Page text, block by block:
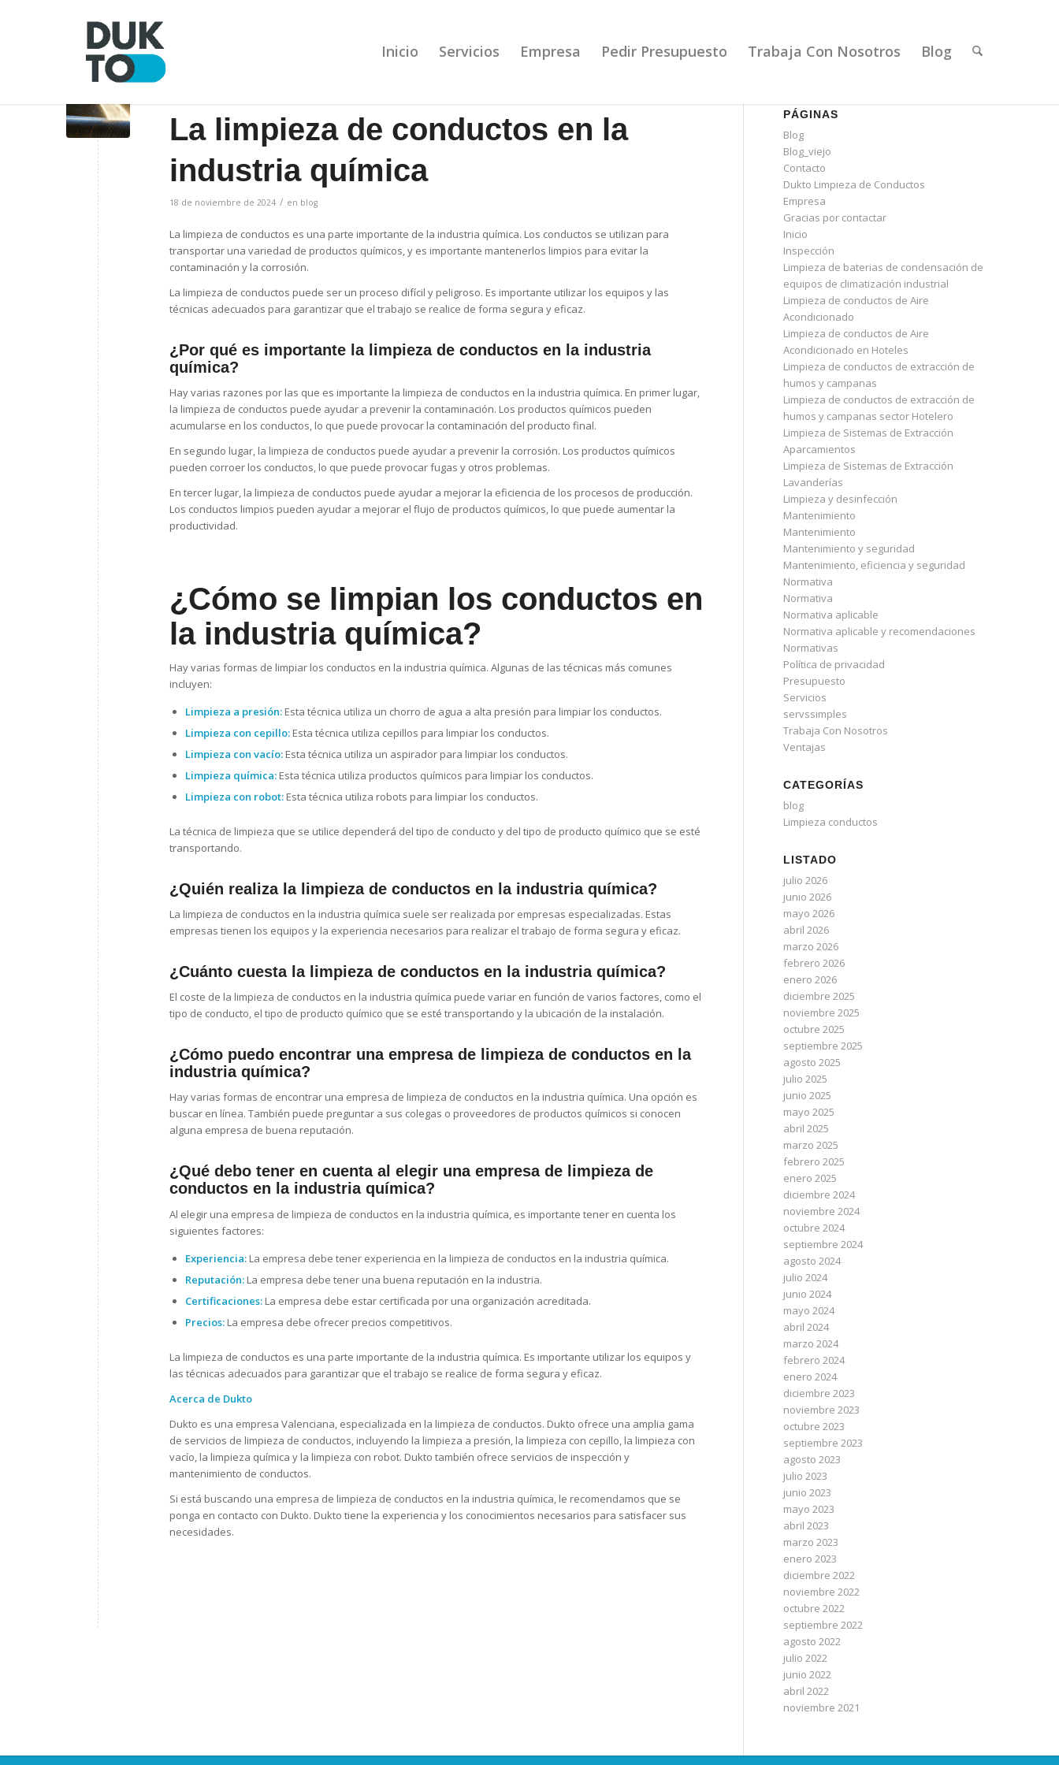
Inicio Servicios Empresa Pedir Presupuesto Trabaja Con Nosotros Blog
La limpieza de conductos en la
industria química
18 de noviembre de 2024 / en blog
La limpieza de conductos es una parte importante de la industria química. Los conductos se utilizan para
transportar una variedad de productos químicos, y es importante mantenerlos limpios para evitar la
contaminación y la corrosión.
La limpieza de conductos puede ser un proceso difícil y peligroso. Es importante utilizar los equipos y las
técnicas adecuados para garantizar que el trabajo se realice de forma segura y eficaz.
¿Por qué es importante la limpieza de conductos en la industria
química?
Hay varias razones por las que es importante la limpieza de conductos en la industria química. En primer lugar,
la limpieza de conductos puede ayudar a prevenir la contaminación. Los productos químicos pueden
acumularse en los conductos, lo que puede provocar la contaminación del producto final.
En segundo lugar, la limpieza de conductos puede ayudar a prevenir la corrosión. Los productos químicos
pueden corroer los conductos, lo que puede provocar fugas y otros problemas.
En tercer lugar, la limpieza de conductos puede ayudar a mejorar la eficiencia de los procesos de producción.
Los conductos limpios pueden ayudar a mejorar el flujo de productos químicos, lo que puede aumentar la
productividad.
¿Cómo se limpian los conductos en
la industria química?
Hay varias formas de limpiar los conductos en la industria química. Algunas de las técnicas más comunes
incluyen:
Limpieza a presión:Esta técnica utiliza un chorro de agua a alta presión para limpiar los conductos.
Limpieza con cepillo:Esta técnica utiliza cepillos para limpiar los conductos.
Limpieza con vacío:Esta técnica utiliza un aspirador para limpiar los conductos.
Limpieza química:Esta técnica utiliza productos químicos para limpiar los conductos.
Limpieza con robot:Esta técnica utiliza robots para limpiar los conductos.
La técnica de limpieza que se utilice dependerá del tipo de conducto y del tipo de producto químico que se esté
transportando.
¿Quién realiza la limpieza de conductos en la industria química?
La limpieza de conductos en la industria química suele ser realizada por empresas especializadas. Estas
empresas tienen los equipos y la experiencia necesarios para realizar el trabajo de forma segura y eficaz.
¿Cuánto cuesta la limpieza de conductos en la industria química?
El coste de la limpieza de conductos en la industria química puede variar en función de varios factores, como el
tipo de conducto, el tipo de producto químico que se esté transportando y la ubicación de la instalación.
¿Cómo puedo encontrar una empresa de limpieza de conductos en la
industria química?
Hay varias formas de encontrar una empresa de limpieza de conductos en la industria química. Una opción es
buscar en línea. También puede preguntar a sus colegas o proveedores de productos químicos si conocen
alguna empresa de buena reputación.
¿Qué debo tener en cuenta al elegir una empresa de limpieza de
conductos en la industria química?
Al elegir una empresa de limpieza de conductos en la industria química, es importante tener en cuenta los
siguientes factores:
Experiencia:La empresa debe tener experiencia en la limpieza de conductos en la industria química.
Reputación:La empresa debe tener una buena reputación en la industria.
Certificaciones:La empresa debe estar certificada por una organización acreditada.
Precios:La empresa debe ofrecer precios competitivos.
La limpieza de conductos es una parte importante de la industria química. Es importante utilizar los equipos y
las técnicas adecuados para garantizar que el trabajo se realice de forma segura y eficaz.
Acerca de Dukto
Dukto es una empresa Valenciana, especializada en la limpieza de conductos. Dukto ofrece una amplia gama
de servicios de limpieza de conductos, incluyendo la limpieza a presión, la limpieza con cepillo, la limpieza con
vacío, la limpieza química y la limpieza con robot. Dukto también ofrece servicios de inspección y
mantenimiento de conductos.
Si está buscando una empresa de limpieza de conductos en la industria química, le recomendamos que se
ponga en contacto con Dukto. Dukto tiene la experiencia y los conocimientos necesarios para satisfacer sus
necesidades.
PÁGINAS
Blog
Blog_viejo
Contacto
Dukto Limpieza de Conductos
Empresa
Gracias por contactar
Inicio
Inspección
Limpieza de baterias de condensación de
equipos de climatización industrial
Limpieza de conductos de Aire
Acondicionado
Limpieza de conductos de Aire
Acondicionado en Hoteles
Limpieza de conductos de extracción de
humos y campanas
Limpieza de conductos de extracción de
humos y campanas sector Hotelero
Limpieza de Sistemas de Extracción
Aparcamientos
Limpieza de Sistemas de Extracción
Lavanderías
Limpieza y desinfección
Mantenimiento
Mantenimiento
Mantenimiento y seguridad
Mantenimiento, eficiencia y seguridad
Normativa
Normativa
Normativa aplicable
Normativa aplicable y recomendaciones
Normativas
Política de privacidad
Presupuesto
Servicios
servssimples
Trabaja Con Nosotros
Ventajas
CATEGORÍAS
blog
Limpieza conductos
LISTADO
julio 2026
junio 2026
mayo 2026
abril 2026
marzo 2026
febrero 2026
enero 2026
diciembre 2025
noviembre 2025
octubre 2025
septiembre 2025
agosto 2025
julio 2025
junio 2025
mayo 2025
abril 2025
marzo 2025
febrero 2025
enero 2025
diciembre 2024
noviembre 2024
octubre 2024
septiembre 2024
agosto 2024
julio 2024
junio 2024
mayo 2024
abril 2024
marzo 2024
febrero 2024
enero 2024
diciembre 2023
noviembre 2023
octubre 2023
septiembre 2023
agosto 2023
julio 2023
junio 2023
mayo 2023
abril 2023
marzo 2023
enero 2023
diciembre 2022
noviembre 2022
octubre 2022
septiembre 2022
agosto 2022
julio 2022
junio 2022
abril 2022
noviembre 2021